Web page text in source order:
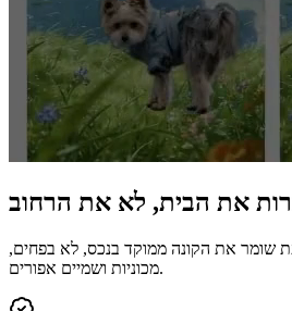
את הבית, לא את הרחוב
שומר את הקונה ממוקד בנכס, לא בפחים,
מכוניות ושמיים אפורים.